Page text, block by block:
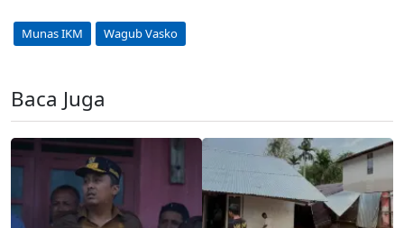
Munas IKM Wagub Vasko
Baca Juga